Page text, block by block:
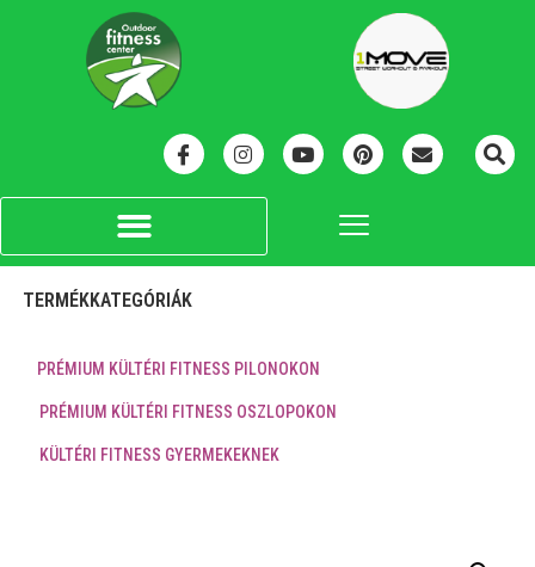
TERMÉKKATEGÓRIÁK
PRÉMIUM KÜLTÉRI FITNESS PILONOKON
PRÉMIUM KÜLTÉRI FITNESS OSZLOPOKON
KÜLTÉRI FITNESS GYERMEKEKNEK